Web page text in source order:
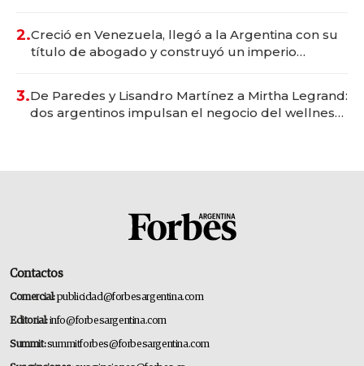
2.Creció en Venezuela, llegó a la Argentina con su
título de abogado y construyó un imperio
3.De Paredes y Lisandro Martínez a Mirtha Legrand:
dos argentinos impulsan el negocio del wellness
Contactos
Comercial:publicidad@forbesargentina.com
Editorial:info@forbesargentina.com
Summit:summitforbes@forbesargentina.com